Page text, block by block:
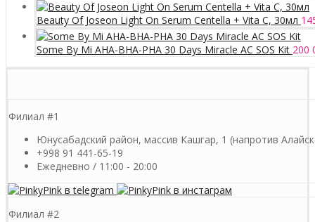
Beauty Of Joseon Light On Serum Centella + Vita C, 30мл
Some By Mi AHA-BHA-PHA 30 Days Miracle AC SOS Kit 200
Филиал #1
Юнусабадский район, массив Кашгар, 1 (напротив
+998 91 441-65-19
Ежедневно / 11:00 - 20:00
Филиал #2